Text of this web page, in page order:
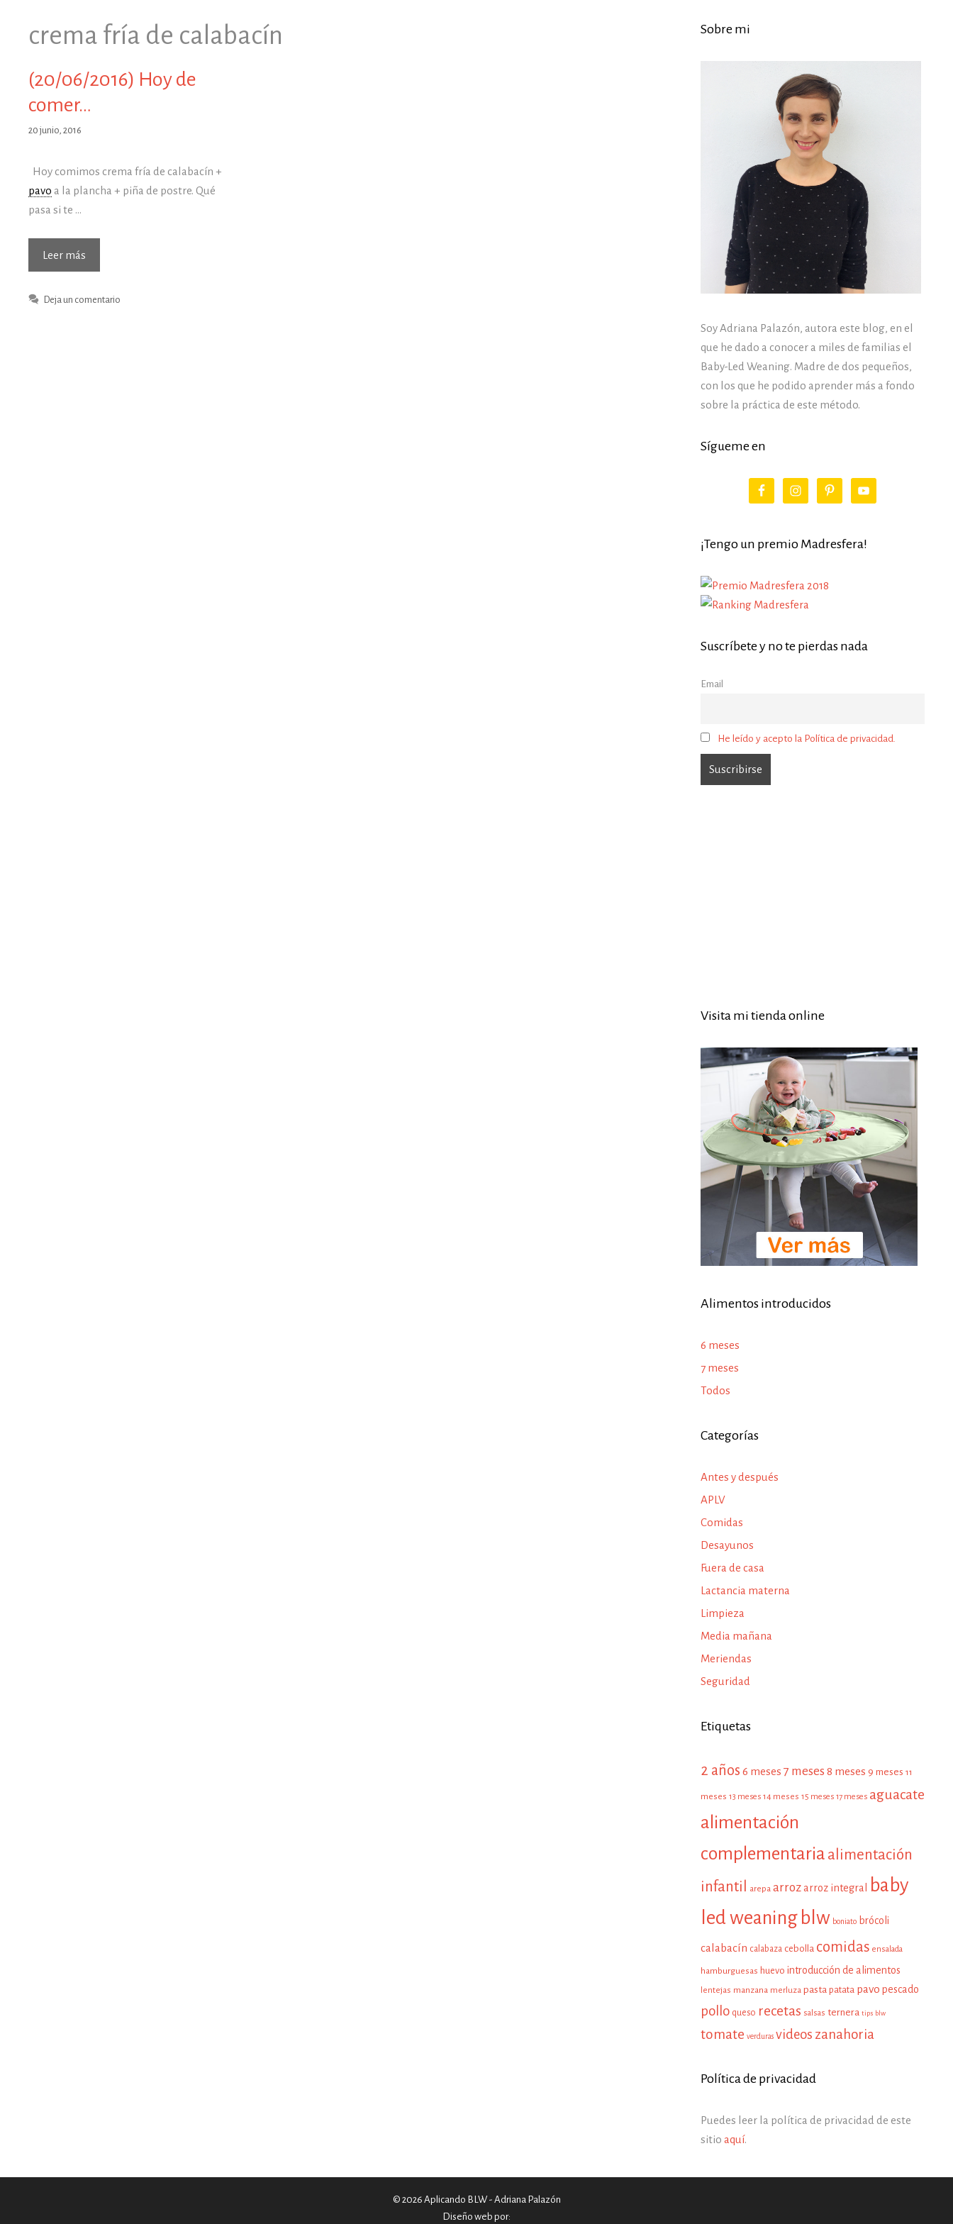
crema fría de calabacín
(20/06/2016) Hoy de
comer…
20 junio, 2016
Hoy comimos crema fría de calabacín +
pavo a la plancha + piña de postre. Qué
pasa si te …
Leer más
Hoy
Deja un comentario
Sobre mi
Soy Adriana Palazón, autora este blog, en el
que he dado a conocer a miles de familias el
Baby-Led Weaning. Madre de dos pequeños,
con los que he podido aprender más a fondo
sobre la práctica de este método.
Sígueme en
¡Tengo un premio Madresfera!
Suscríbete y no te pierdas nada
Email
He leído y acepto la Política de privacidad.
Visita mi tienda online
Alimentos introducidos
6 meses
7 meses
Todos
Categorías
Antes y después
APLV
Comidas
Desayunos
Fuera de casa
Lactancia materna
Limpieza
Media mañana
Meriendas
Seguridad
Etiquetas
2 años 6 meses 7 meses 8 meses 9 meses 11
meses 13 meses 14 meses 15 meses 17 meses aguacate
alimentación
complementaria alimentación
infantil
arepa arroz arroz integral
baby
led weaning blw boniato brócoli
calabacín calabaza cebolla comidas ensalada
hamburguesas huevo introducción de alimentos
lentejas manzana merluza pasta patata pavo pescado
pollo queso recetas salsas ternera tips blw
tomate verduras videos zanahoria
Política de privacidad
Puedes leer la política de privacidad de este
sitio aquí.
© 2026 Aplicando BLW - Adriana Palazón
Diseño web por: